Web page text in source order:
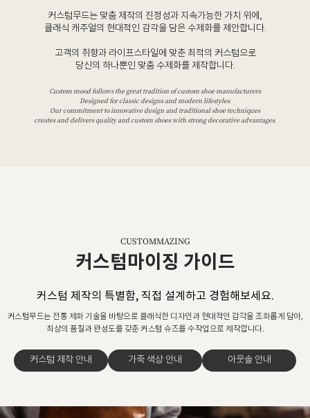
커스텀무드는 맞춤 제작의 진정성과 지속가능한 가치 위에,
클래식 캐주얼의 현대적인 감각을 담은 수제화를 제안합니다.
고객의 취향과 라이프스타일에 맞춘 최적의 커스텀으로
당신의 하나뿐인 맞춤 수제화를 제작합니다.
Custom mood follows the great tradition of custom shoe manufacturers
Designed for classic designs and modern lifestyles.
Our commitment to innovative design and traditional shoe techniques
creates and delivers quality and custom shoes with strong decorative advantages.
CUSTOMMAZING
커스텀마이징 가이드
커스텀 제작의 특별함, 직접 설계하고 경험해보세요.
커스텀무드는 전통 제화 기술을 바탕으로 클래식한 디자인과 현대적인 감각을 조화롭게 담아,
최상의 품질과 완성도를 갖춘 커스텀 슈즈를 수작업으로 제작합니다.
커스텀 제작 안내 가죽 색상 안내 아웃솔 안내